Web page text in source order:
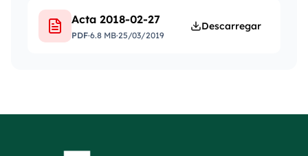
Acta 2018-02-27
PDF·6.8 MB·25/03/2019
Descarregar